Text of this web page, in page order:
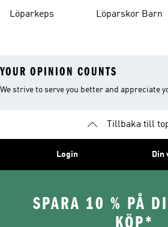
Löparkeps Löparskor Barn
YOUR OPINION COUNTS
We strive to serve you better and appreciate
Tillbaka till
Login Din
SPARA 10 % PÅ
KÖP*